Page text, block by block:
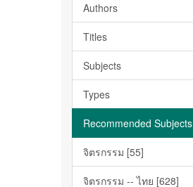
Authors
Titles
Subjects
Types
Recommended Subjects
จิตรกรรม [55]
จิตรกรรม -- ไทย [628]